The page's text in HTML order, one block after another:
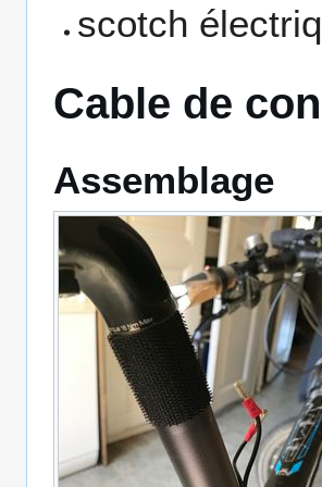
scotch
Cable de
Assemblage